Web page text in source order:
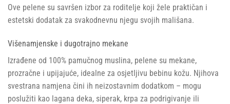
Ove pelene su savršen izbor za roditelje koji žele praktičan i
estetski dodatak za svakodnevnu njegu svojih mališana.
Višenamjenske i dugotrajno mekane
Izrađene od 100% pamučnog muslina, pelene su mekane,
prozračne i upijajuće, idealne za osjetljivu bebinu kožu. Njihova
svestrana namjena čini ih neizostavnim dodatkom – mogu
poslužiti kao lagana deka, siperak, krpa za podrigivanje ili